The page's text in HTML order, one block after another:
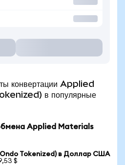
конвертации Applied
в популярные
Applied Materials
Tokenized) в Доллар США
$